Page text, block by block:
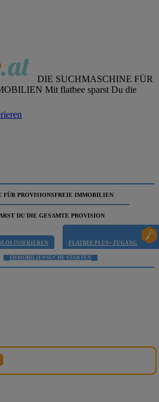
DIE SUCHMASCHINE FÜR
Mit flatbee sparst Du die
FÜR PROVISIONSFREIE IMMOBILIEN
DU DIE GESAMTE PROVISION
INSERIEREN FLATBEE PLUS+ ZUGANG
IMMOBILIENSUCHE STARTEN